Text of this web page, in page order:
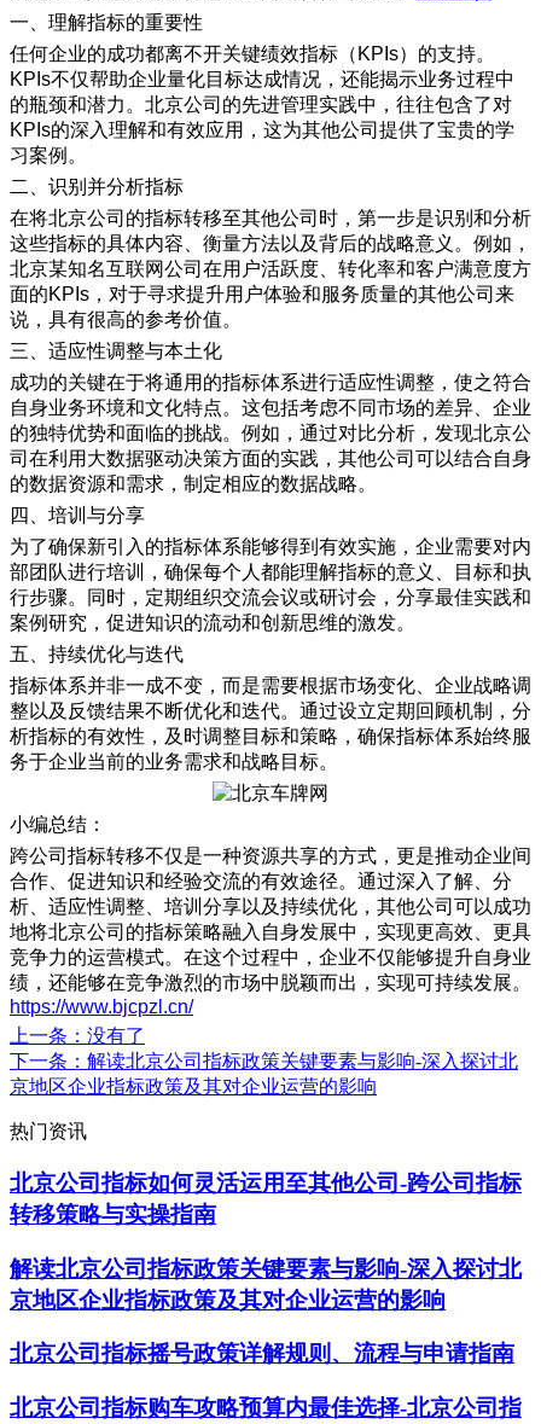
一、理解指标的重要性
任何企业的成功都离不开关键绩效指标（KPIs）的支持。
KPIs不仅帮助企业量化目标达成情况，还能揭示业务过程中
的瓶颈和潜力。北京公司的先进管理实践中，往往包含了对
KPIs的深入理解和有效应用，这为其他公司提供了宝贵的学
习案例。
二、识别并分析指标
在将北京公司的指标转移至其他公司时，第一步是识别和分析
这些指标的具体内容、衡量方法以及背后的战略意义。例如，
北京某知名互联网公司在用户活跃度、转化率和客户满意度方
面的KPIs，对于寻求提升用户体验和服务质量的其他公司来
说，具有很高的参考价值。
三、适应性调整与本土化
成功的关键在于将通用的指标体系进行适应性调整，使之符合
自身业务环境和文化特点。这包括考虑不同市场的差异、企业
的独特优势和面临的挑战。例如，通过对比分析，发现北京公
司在利用大数据驱动决策方面的实践，其他公司可以结合自身
的数据资源和需求，制定相应的数据战略。
四、培训与分享
为了确保新引入的指标体系能够得到有效实施，企业需要对内
部团队进行培训，确保每个人都能理解指标的意义、目标和执
行步骤。同时，定期组织交流会议或研讨会，分享最佳实践和
案例研究，促进知识的流动和创新思维的激发。
五、持续优化与迭代
指标体系并非一成不变，而是需要根据市场变化、企业战略调
整以及反馈结果不断优化和迭代。通过设立定期回顾机制，分
析指标的有效性，及时调整目标和策略，确保指标体系始终服
务于企业当前的业务需求和战略目标。
小编总结：
跨公司指标转移不仅是一种资源共享的方式，更是推动企业间
合作、促进知识和经验交流的有效途径。通过深入了解、分
析、适应性调整、培训分享以及持续优化，其他公司可以成功
地将北京公司的指标策略融入自身发展中，实现更高效、更具
竞争力的运营模式。在这个过程中，企业不仅能够提升自身业
绩，还能够在竞争激烈的市场中脱颖而出，实现可持续发展。
https://www.bjcpzl.cn/
上一条 ：没有了
下一条 ：解读北京公司指标政策关键要素与影响-深入探讨北
京地区企业指标政策及其对企业运营的影响
热门资讯
北京公司指标如何灵活运用至其他公司-跨公司指标
转移策略与实操指南
解读北京公司指标政策关键要素与影响-深入探讨北
京地区企业指标政策及其对企业运营的影响
北京公司指标摇号政策详解规则、流程与申请指南
北京公司指标购车攻略预算内最佳选择-北京公司指